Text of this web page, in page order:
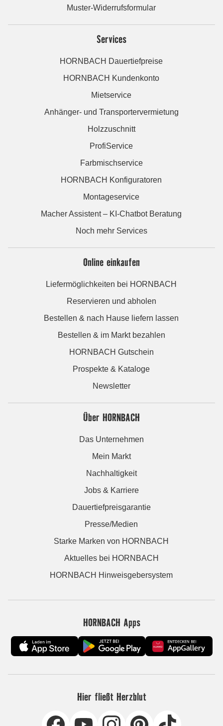
Muster-Widerrufsformular
Services
HORNBACH Dauertiefpreise
HORNBACH Kundenkonto
Mietservice
Anhänger- und Transportervermietung
Holzzuschnitt
ProfiService
Farbmischservice
HORNBACH Konfiguratoren
Montageservice
Macher Assistent – KI-Chatbot Beratung
Noch mehr Services
Online einkaufen
Liefermöglichkeiten bei HORNBACH
Reservieren und abholen
Bestellen & nach Hause liefern lassen
Bestellen & im Markt bezahlen
HORNBACH Gutschein
Prospekte & Kataloge
Newsletter
Über HORNBACH
Das Unternehmen
Mein Markt
Nachhaltigkeit
Jobs & Karriere
Dauertiefpreisgarantie
Presse/Medien
Starke Marken von HORNBACH
Aktuelles bei HORNBACH
HORNBACH Hinweisgebersystem
HORNBACH Apps
Hier fließt Herzblut